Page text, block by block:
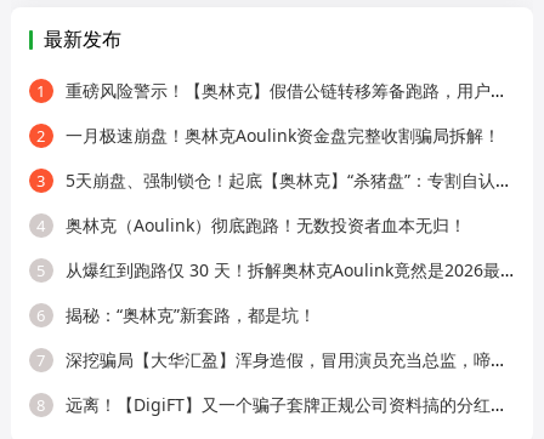
最新发布
1 重磅风险警示！【奥林克】假借公链转移筹备跑路，用户资金全面锁死，照搬崩
2 一月极速崩盘！奥林克Aoulink资金盘完整收割骗局拆解！
3 5天崩盘、强制锁仓！起底【奥林克】“杀猪盘”：专割自认聪明的老手！
4 奥林克（Aoulink）彻底跑路！无数投资者血本无归！
5 从爆红到跑路仅 30 天！拆解奥林克Aoulink竟然是2026最离谱的Web3 骗局
6 揭秘：“奥林克”新套路，都是坑！
7 深挖骗局【大华汇盈】浑身造假，冒用演员充当总监，啼笑皆非！
8 远离！【DigiFT】又一个骗子套牌正规公司资料搞的分红类资金盘骗局！